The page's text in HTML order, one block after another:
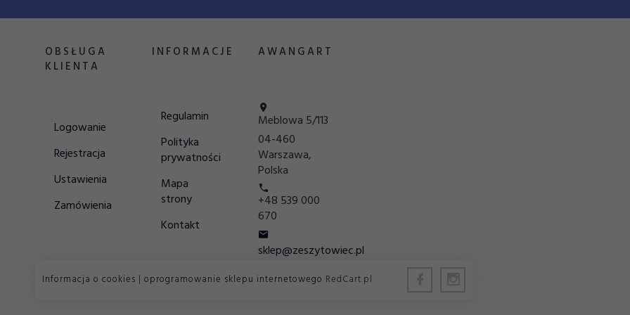
OBSŁUGA
KLIENTA
Logowanie
Rejestracja
Ustawienia
Zamówienia
INFORMACJE
Regulamin
Polityka
prywatności
Mapa
strony
Kontakt
AWANGART
Meblowa 5/113
04-460
Warszawa,
Polska
+48 539 000
670
sklep@zeszytowiec.pl
Informacja o cookies | oprogramowanie sklepu internetowego RedCart.pl